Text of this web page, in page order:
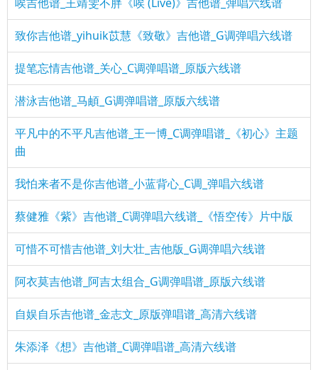
致你吉他谱_yihuik苡慧《致敬》吉他谱_G调弹唱六线谱
提笔忘情吉他谱_关心_C调弹唱谱_原版六线谱
潜泳吉他谱_马頔_G调弹唱谱_原版六线谱
平凡中的不平凡吉他谱_王一博_C调弹唱谱_《初心》主题
曲
我怕来者不是你吉他谱_小蓝背心_C调_弹唱六线谱
蔡健雅《紫》吉他谱_C调弹唱六线谱_《悟空传》片中版
可惜不可惜吉他谱_刘大壮_吉他版_G调弹唱六线谱
阿衣莫吉他谱_阿吉太组合_G调弹唱谱_原版六线谱
自娱自乐吉他谱_金志文_原版弹唱谱_高清六线谱
朱添泽《想》吉他谱_C调弹唱谱_高清六线谱